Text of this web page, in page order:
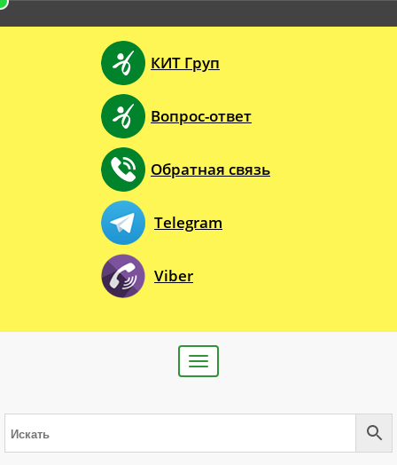
КИТ Груп
Вопрос-ответ
Обратная связь
Telegram
Viber
Toggle
navigation